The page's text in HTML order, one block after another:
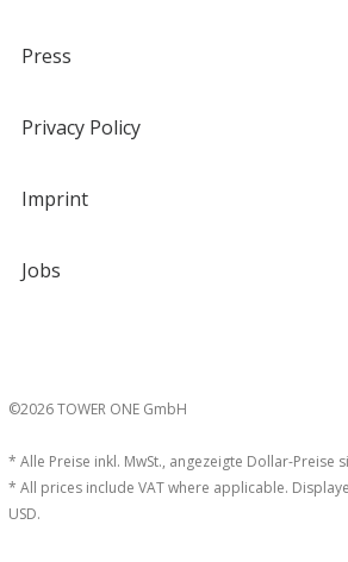
Press
Privacy Policy
Imprint
Jobs
©2026 TOWER ONE GmbH
* Alle Preise inkl. MwSt., angezeigte Dollar-Preise
* All prices include VAT where applicable.
USD.